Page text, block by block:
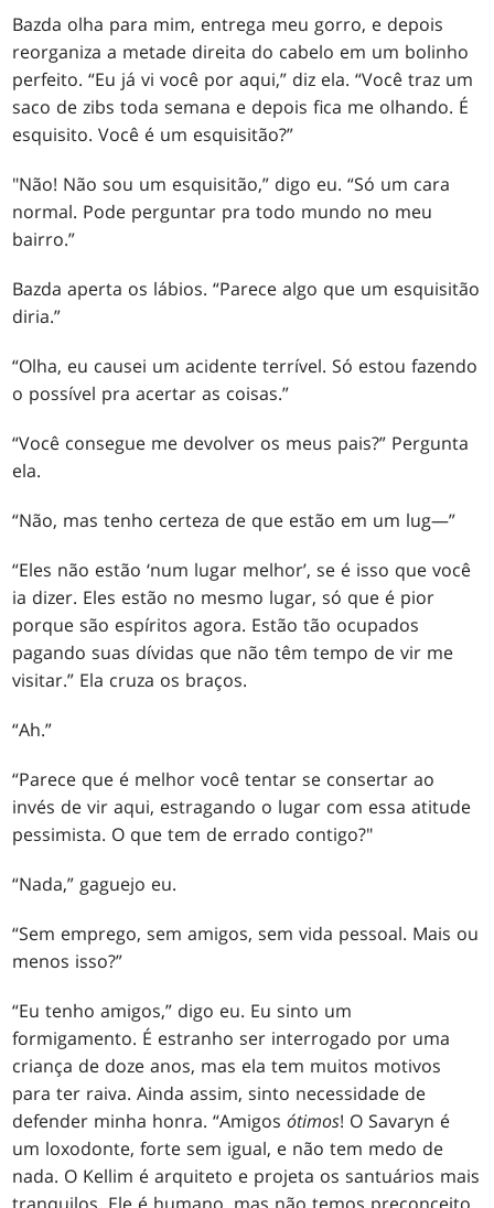
Bazda olha para mim, entrega meu gorro, e depois
reorganiza a metade direita do cabelo em um bolinho
perfeito. “Eu já vi você por aqui,” diz ela. “Você traz um
saco de zibs toda semana e depois fica me olhando. É
esquisito. Você é um esquisitão?”
"Não! Não sou um esquisitão,” digo eu. “Só um cara
normal. Pode perguntar pra todo mundo no meu
bairro.”
Bazda aperta os lábios. “Parece algo que um esquisitão
diria.”
“Olha, eu causei um acidente terrível. Só estou fazendo
o possível pra acertar as coisas.”
“Você consegue me devolver os meus pais?” Pergunta
ela.
“Não, mas tenho certeza de que estão em um lug—”
“Eles não estão ‘num lugar melhor’, se é isso que você
ia dizer. Eles estão no mesmo lugar, só que é pior
porque são espíritos agora. Estão tão ocupados
pagando suas dívidas que não têm tempo de vir me
visitar.” Ela cruza os braços.
“Ah.”
“Parece que é melhor você tentar se consertar ao
invés de vir aqui, estragando o lugar com essa atitude
pessimista. O que tem de errado contigo?"
“Nada,” gaguejo eu.
“Sem emprego, sem amigos, sem vida pessoal. Mais ou
menos isso?”
“Eu tenho amigos,” digo eu. Eu sinto um
formigamento. É estranho ser interrogado por uma
criança de doze anos, mas ela tem muitos motivos
para ter raiva. Ainda assim, sinto necessidade de
defender minha honra. “Amigosótimos! O Savaryn é
um loxodonte, forte sem igual, e não tem medo de
nada. O Kellim é arquiteto e projeta os santuários mais